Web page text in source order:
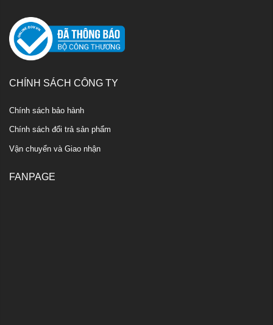
CHÍNH SÁCH CÔNG TY
Chính sách bảo hành
Chính sách đổi trả sản phẩm
Vận chuyển và Giao nhận
FANPAGE